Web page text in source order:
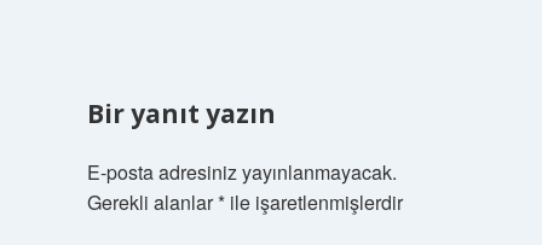
Bir yanıt yazın
E-posta adresiniz yayınlanmayacak.
Gerekli alanlar*ile işaretlenmişlerdir